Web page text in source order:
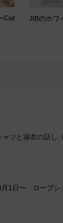
Caf
JIBのホワ
ャツと浴衣の話し
月1日〜 ロープシ